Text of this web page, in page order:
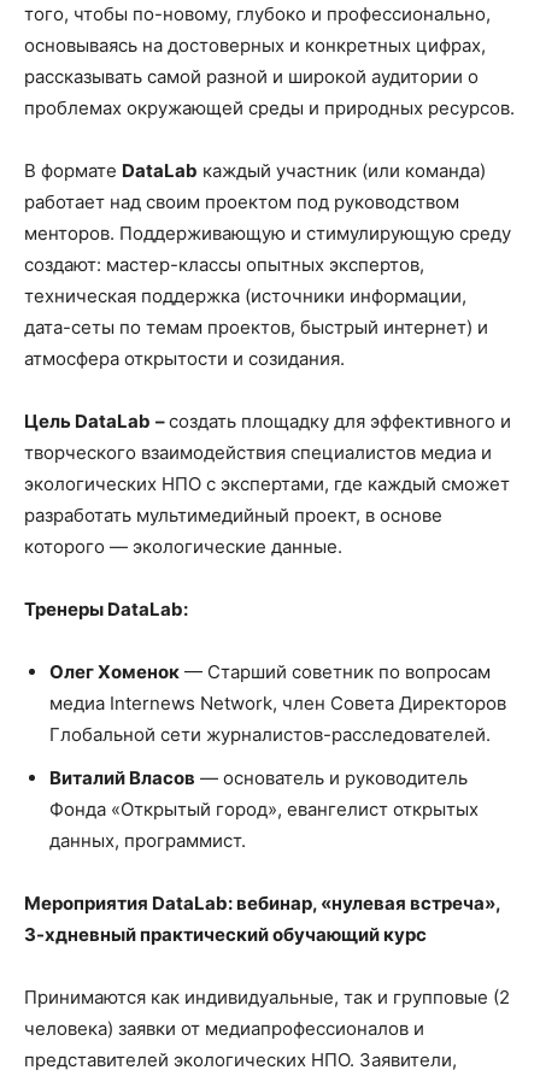
того, чтобы по-новому, глубоко и профессионально,
основываясь на достоверных и конкретных цифрах,
рассказывать самой разной и широкой аудитории о
проблемах окружающей среды и природных ресурсов.
В формате DataLab каждый участник (или команда)
работает над своим проектом под руководством
менторов. Поддерживающую и стимулирующую среду
создают: мастер-классы опытных экспертов,
техническая поддержка (источники информации,
дата-сеты по темам проектов, быстрый интернет) и
атмосфера открытости и созидания.
Цель DataLab –создать площадку для эффективного и
творческого взаимодействия специалистов медиа и
экологических НПО с экспертами, где каждый сможет
разработать мультимедийный проект, в основе
которого — экологические данные.
Тренеры DataLab:
Олег Хоменок — Старший советник по вопросам
медиа Internews Network, член Совета Директоров
Глобальной сети журналистов-расследователей.
Виталий Власов — основатель и руководитель
Фонда «Открытый город», евангелист открытых
данных, программист.
Мероприятия DataLab: вебинар, «нулевая встреча»,
3-хдневный практический обучающий курс
Принимаются как индивидуальные, так и групповые (2
человека) заявки от медиапрофессионалов и
представителей экологических НПО. Заявители,